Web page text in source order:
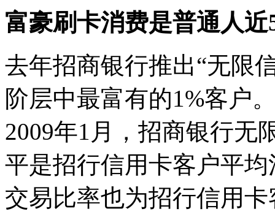
富豪刷卡消费是普通人近
去年招商银行推出“无限
阶层中最富有的1%客户
2009年1月，招商银行无
平是招行信用卡客户平
交易比率也为招行信用